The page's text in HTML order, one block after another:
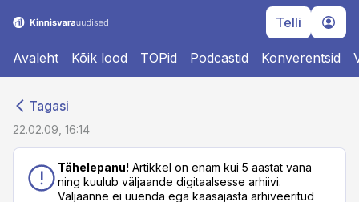
Telli
Avaleht Kõik lood TOPid Podcastid Konverentsid
Tagasi
22.02.09, 16:14
Tähelepanu! Artikkel on enam kui 5 aastat vana
ning kuulub väljaande digitaalsesse arhiivi.
Väljaanne ei uuenda ega kaasajasta arhiveeritud